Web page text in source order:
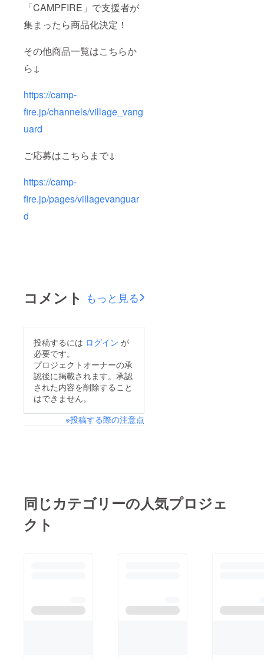
「CAMPFIRE」で⽀援者が
集まったら商品化決定！
その他商品一覧はこちらか
ら↓
https://camp-
fire.jp/channels/village_vang
uard
ご応募はこちらまで↓
https://camp-
fire.jp/pages/villagevanguar
d
コメント もっと見る
投稿するには ログイン が
必要です。
プロジェクトオーナーの承
認後に掲載されます。承認
された内容を削除すること
はできません。
※投稿する際の注意点
同じカテゴリーの人気プロジェ
クト